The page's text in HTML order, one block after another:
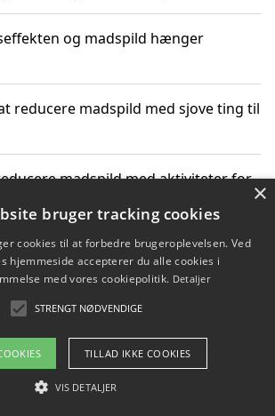
og madspild hænger
reducere madspild med sjove ting til
madspild med aktiviteter for
måltidskasser i Vejle
kontakt
Blog Betingelser
×
bruger tracking cookies
cookies til at forbedre brugeroplevelsen. Ved
hjemmeside accepterer du alle cookies i
med vores cookiepolitik. Detaljer
STRENGT NØDVENDIGE
TILLAD IKKE COOKIES
VIS DETALJER